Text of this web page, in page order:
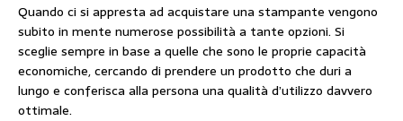
Quando ci si appresta ad acquistare una stampante vengono
subito in mente numerose possibilità a tante opzioni. Si
sceglie sempre in base a quelle che sono le proprie capacità
economiche, cercando di prendere un prodotto che duri a
lungo e conferisca alla persona una qualità d’utilizzo davvero
ottimale.